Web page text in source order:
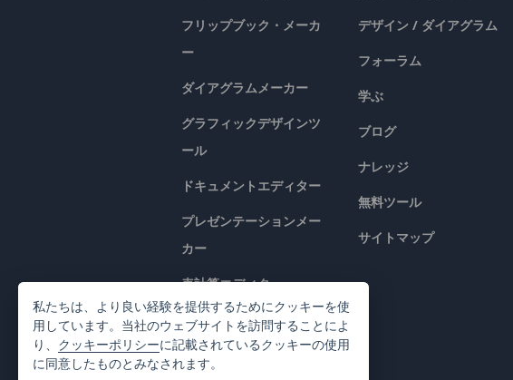
フリップブック・メーカ
ー
ダイアグラムメーカー
グラフィックデザインツ
ール
ドキュメントエディター
プレゼンテーションメー
カー
表計算エディター
価格
デザイン / ダイアグラム
フォーラム
学ぶ
ブログ
ナレッジ
無料ツール
サイトマップ
私たちは、より良い経験を提供するためにクッキーを使
用しています。当社のウェブサイトを訪問することによ
り、 クッキーポリシーに記載されているクッキーの使用
に同意したものとみなされます。